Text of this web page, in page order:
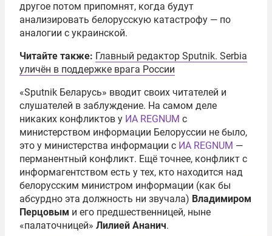
другое потом припомнят, когда будут
анализировать белорусскую катастрофу — по
аналогии с украинской.
Читайте также: Главный редактор Sputnik. Serbia
уличён в поддержке врага России
«Sputnik Беларусь» вводит своих читателей и
слушателей в заблуждение. На самом деле
никаких конфликтов у ИА REGNUM с
министерством информации Белоруссии не было,
это у министерства информации с ИА REGNUM —
перманентный конфликт. Ещё точнее, конфликт с
информагентством есть у тех, кто находится над
белорусским министром информации (как бы
абсурдно эта должность ни звучала) Владимиром
Перцовым и его предшественницей, ныне
«палаточницей» Лилией Ананич.